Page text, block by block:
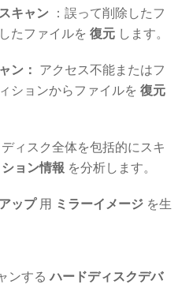
キャン ：誤って削除したフ
たファイルを 復元 します。
ン：
アクセス不能またはフ
ションからファイルを 復元
ディスク全体を包括的にスキ
ョン情報 を分析します。
ップ用 ミラーイメージ を生
ンするハードディスクデバ